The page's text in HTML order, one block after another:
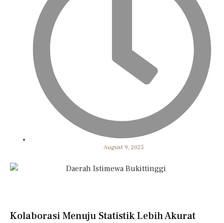
August 9, 2025
Kolaborasi Menuju Statistik Lebih Akurat